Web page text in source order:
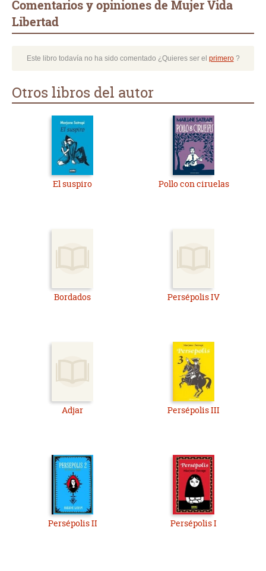
Comentarios y opiniones de Mujer Vida
Libertad
Este libro todavía no ha sido comentado ¿Quieres ser el primero?
Otros libros del autor
El suspiro Pollo con ciruelas
Bordados Persépolis IV
Adjar Persépolis III
Persépolis II Persépolis I